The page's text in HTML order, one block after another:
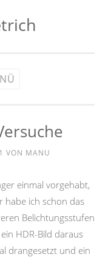
VON MANU
einmal vorgehabt,
habe ich schon das
Belichtungsstufen
HDR-Bild daraus
drangesetzt und ein